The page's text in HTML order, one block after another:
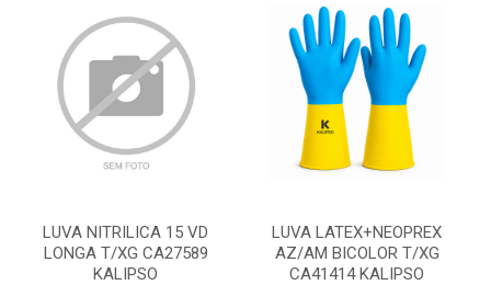
LUVA NITRILICA 15 VD
LONGA T/XG CA27589
KALIPSO
LUVA LATEX+NEOPREX
AZ/AM BICOLOR T/XG
CA41414 KALIPSO